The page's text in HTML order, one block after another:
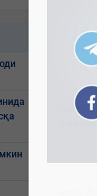
texnik